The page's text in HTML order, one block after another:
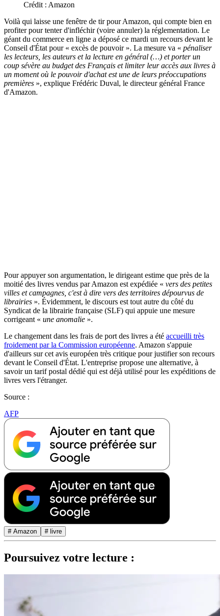
Crédit : Amazon
Voilà qui laisse une fenêtre de tir pour Amazon, qui compte bien en
profiter pour tenter d'infléchir (voire annuler) la réglementation. Le
géant du commerce en ligne a déposé ce mardi un recours devant le
Conseil d'État pour « excès de pouvoir ». La mesure va « pénaliser
les lecteurs, les auteurs et la lecture en général (…) et porter un
coup sévère au budget des Français et limiter leur accès aux livres à
un moment où le pouvoir d'achat est une de leurs préoccupations
premières », explique Frédéric Duval, le directeur général France
d'Amazon.
Pour appuyer son argumentation, le dirigeant estime que près de la
moitié des livres vendus par Amazon est expédiée « vers des petites
villes et campagnes, c'est à dire vers des territoires dépourvus de
librairies ». Évidemment, le discours est tout autre du côté du
Syndicat de la librairie française (SLF) qui appuie une mesure
corrigeant « une anomalie ».
Le changement dans les frais de port des livres a été accueilli très
froidement par la Commission européenne. Amazon s'appuie
d'ailleurs sur cet avis européen très critique pour justifier son recours
devant le Conseil d'État. L'entreprise propose une alternative, à
savoir un tarif postal dédié qui est déjà utilisé pour les expéditions de
livres vers l'étranger.
Source :
AFP
# Amazon # livre
Poursuivez votre lecture :